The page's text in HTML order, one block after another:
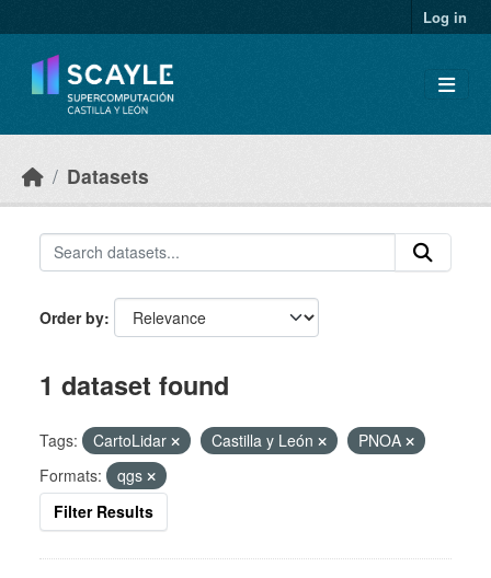
Log in
Datasets
Order by
1 dataset found
Tags: CartoLidar Castilla y León
PNOA
Formats:
qgs
Filter Results